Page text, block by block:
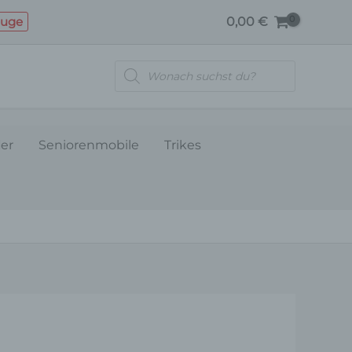
0,00 €
Products
search
Seniorenmobile Trikes
ABDECKUNG